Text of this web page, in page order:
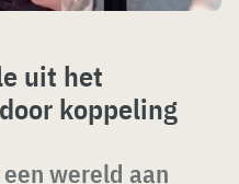
uit het
koppeling
wereld aan